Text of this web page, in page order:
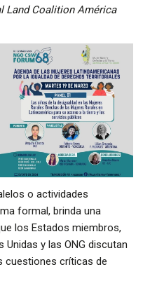
Land Coalition América
o actividades
formal, brinda una
los Estados miembros,
Unidas y las ONG discutan
cuestiones críticas de